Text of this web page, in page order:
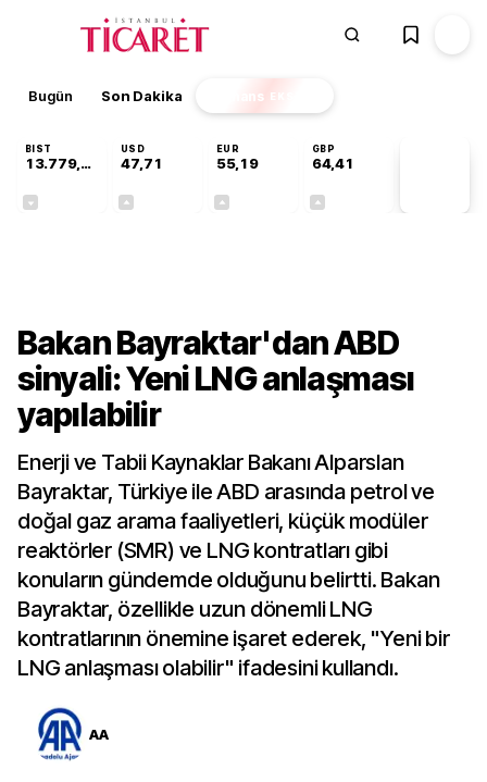
Bugün Son Dakika Finans EKSTRA
BIST
13.779,39
USD
47,71
EUR
55,19
GBP
64,41
Bakan Bayraktar'dan ABD
sinyali: Yeni LNG anlaşması
yapılabilir
Enerji ve Tabii Kaynaklar Bakanı Alparslan
Bayraktar, Türkiye ile ABD arasında petrol ve
doğal gaz arama faaliyetleri, küçük modüler
reaktörler (SMR) ve LNG kontratları gibi
konuların gündemde olduğunu belirtti. Bakan
Bayraktar, özellikle uzun dönemli LNG
kontratlarının önemine işaret ederek, "Yeni bir
LNG anlaşması olabilir" ifadesini kullandı.
AA